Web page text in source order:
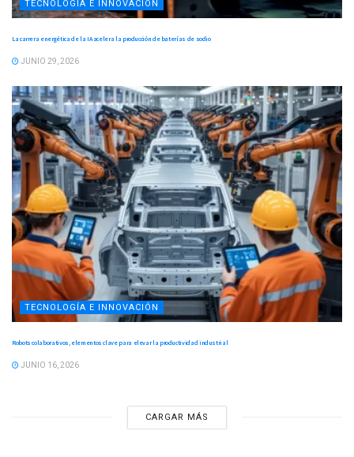
TECNOLOGÍA E INNOVACIÓN
La carrera energética de la IA acelera la producción de baterías de sodio
JUNIO 29, 2026
TECNOLOGÍA E INNOVACIÓN
Robots colaborativos, elementos clave para elevar la productividad industrial
JUNIO 16, 2026
CARGAR MÁS